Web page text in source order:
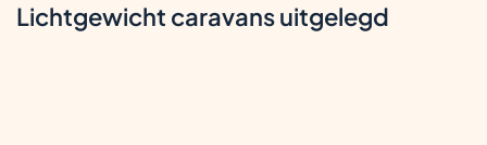
Lichtgewicht caravans uitgelegd